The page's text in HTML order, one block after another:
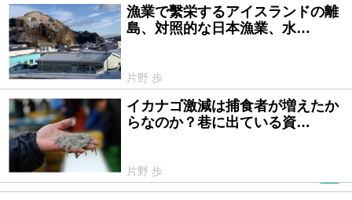
2026/04/21
漁業で繫栄するアイスランドの離
島、対照的な日本漁業、水…
片野 歩
2026/04/08
イカナゴ激減は捕食者が増えたか
らなのか？巷に出ている資…
片野 歩